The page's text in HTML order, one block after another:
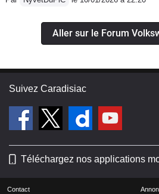
Aller sur le Forum
Suivez Caradisiac
Téléchargez nos applications
Contact